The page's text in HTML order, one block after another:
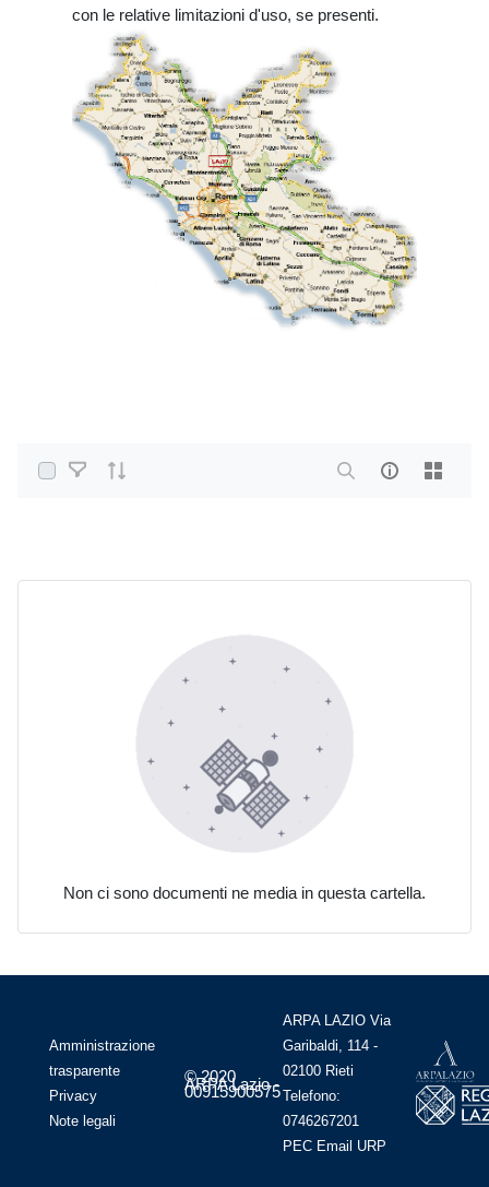
con le relative limitazioni d'uso, se presenti.
Select Items
Non ci sono documenti ne media in questa cartella.
Amministrazione
trasparente
Privacy
Note legali
© 2020
ARPA Lazio -
00915900575
ARPA LAZIO Via
Garibaldi, 114 -
02100 Rieti
Telefono:
0746267201
PEC Email URP